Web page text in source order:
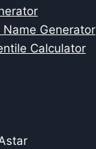
Generator
Calculator